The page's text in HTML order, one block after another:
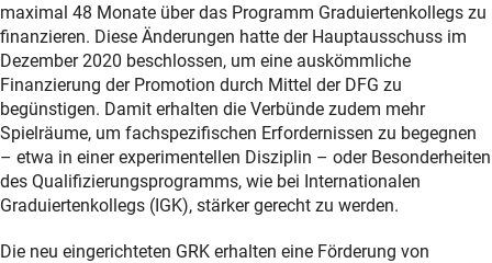
maximal 48 Monate über das Programm Graduiertenkollegs zu
finanzieren. Diese Änderungen hatte der Hauptausschuss im
Dezember 2020 beschlossen, um eine auskömmliche
Finanzierung der Promotion durch Mittel der DFG zu
begünstigen. Damit erhalten die Verbünde zudem mehr
Spielräume, um fachspezifischen Erfordernissen zu begegnen
– etwa in einer experimentellen Disziplin – oder Besonderheiten
des Qualifizierungsprogramms, wie bei Internationalen
Graduiertenkollegs (IGK), stärker gerecht zu werden.
Die neu eingerichteten GRK erhalten eine Förderung von